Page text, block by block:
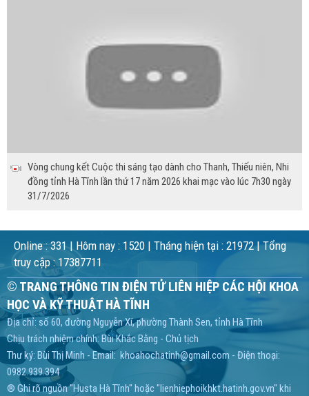
Vòng chung kết Cuộc thi sáng tạo dành cho Thanh, Thiếu niên, Nhi
đồng tỉnh Hà Tĩnh lần thứ 17 năm 2026 khai mạc vào lúc 7h30 ngày
31/7/2026
Online :331| Hôm nay : 1520 | Tháng hiện tại : 21972| Tổng
truy cập : 17387711
© TRANG THÔNG TIN ĐIỆN TỬ LIÊN HIỆP CÁC HỘI KHOA
HỌC VÀ KỸ THUẬT HÀ TĨNH
Địa chỉ: số 60, đường Nguyễn Xí, phường Thành Sen, tỉnh Hà Tĩnh
Chịu trách nhiệm chính: Bùi Khắc Bằng - Chủ tịch
Thư ký: Bùi Thị Minh - Email: khoahochatinh@gmail.com - Điện thoại:
0982.939.394
® Ghi rõ nguồn "Husta Hà Tĩnh" hoặc "lienhiephoikhkt.hatinh.gov.vn" khi